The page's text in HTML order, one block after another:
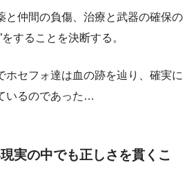
仲間の負傷、治療と武器の確保の
することを決断する。
セフォ達は血の跡を辿り、確実に
いるのであった…
実の中でも正しさを貫くこ